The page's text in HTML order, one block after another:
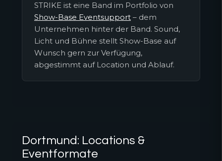
STRIKE ist eine Band im Portfolio von
Show-Base Eventsupport – dem
Unternehmen hinter der Band. Sound,
Licht und Bühne stellt Show-Base auf
Wunsch gern zur Verfügung,
abgestimmt auf Location und Ablauf.
Dortmund: Locations &
Eventformate